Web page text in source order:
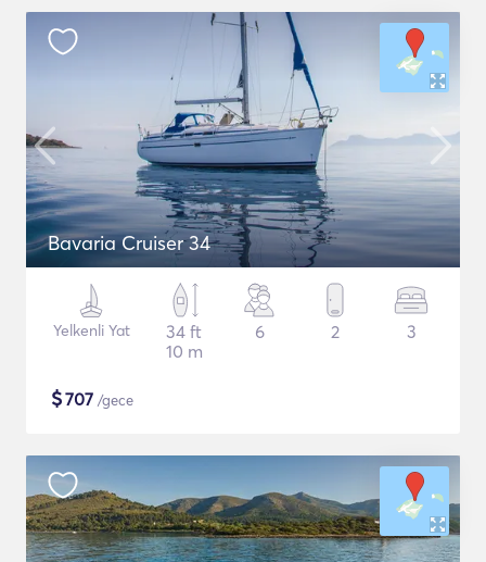
Bavaria Cruiser 34
Yelkenli Yat
34 ft
10 m
6 2 3
$707 /gece